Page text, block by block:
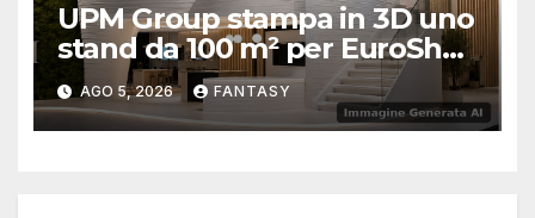
UPM Group stampa in 3D uno
stand da 100 m² per EuroShop
2026
AGO 5, 2026 FANTASY